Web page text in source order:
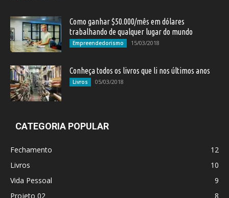
Como ganhar $50.000/mês em dólares
trabalhando de qualquer lugar do mundo
Empreendedorismo 15/03/2018
Conheça todos os livros que li nos últimos anos
Livros 05/03/2018
CATEGORIA POPULAR
Fechamento
12
Livros
10
Vida Pessoal
9
Projeto 02
8